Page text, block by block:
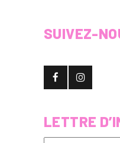
SUIVEZ-
LETTRE